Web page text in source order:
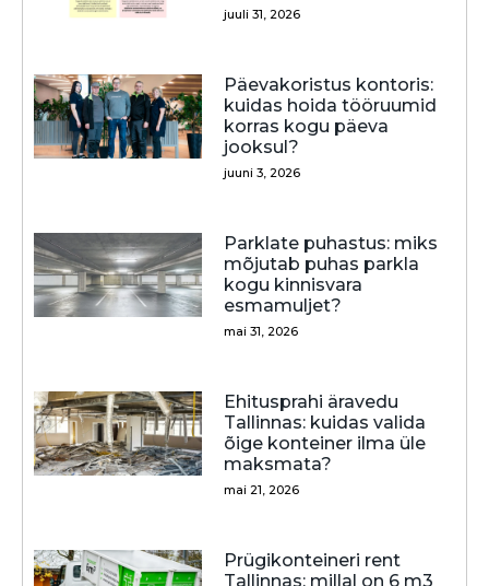
juuli 31, 2026
Päevakoristus kontoris:
kuidas hoida tööruumid
korras kogu päeva
jooksul?
juuni 3, 2026
Parklate puhastus: miks
mõjutab puhas parkla
kogu kinnisvara
esmamuljet?
mai 31, 2026
Ehitusprahi äravedu
Tallinnas: kuidas valida
õige konteiner ilma üle
maksmata?
mai 21, 2026
Prügikonteineri rent
Tallinnas: millal on 6 m3